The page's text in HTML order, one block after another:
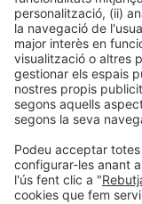
Escapada
setmana